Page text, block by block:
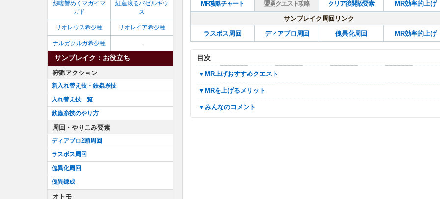
MR攻略チャート 盟勇クエスト攻略 クリア後開放要素
MR効率的上げ
サンブレイク周回リンク
ラスボス周回 ディアブロ周回 傀異化周回 MR効率的上げ
目次
▼MR上げおすすめクエスト
▼MRを上げるメリット
▼みんなのコメント
怨嗟響めくマガイマ
ガド
紅蓮滾るバゼルギウ
ス
リオレウス希少種 リオレイア希少種
ナルガクルガ希少種
-
サンブレイク：お役立ち
狩猟アクション
新入れ替え技・鉄蟲糸技
入れ替え技一覧
鉄蟲糸技のやり方
周回・やりこみ要素
ディアブロ2頭周回
ラスボス周回
傀異化周回
傀異錬成
オトモ